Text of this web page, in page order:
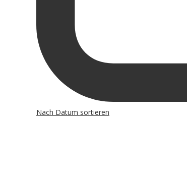
Nach Datum sortieren